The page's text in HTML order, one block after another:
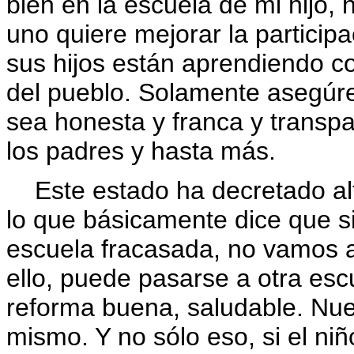
uno quiere mejorar la
sus hijos están aprendiendo
del pueblo. Solamente
sea honesta y franca y
los padres y hasta más.
Este estado ha decretado
lo que básicamente dice que
escuela fracasada, no vamos
ello, puede pasarse a otra
reforma buena, saludable.
mismo. Y no sólo eso, si el